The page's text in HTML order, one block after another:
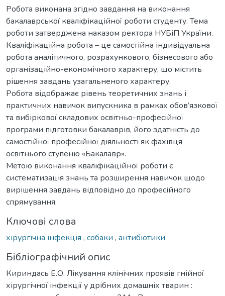
Робота виконана згідно завдання на виконання
бакалаврської кваліфікаційної роботи студенту. Тема
роботи затверджена наказом ректора НУБіП України.
Кваліфікаційна робота – це самостійна індивідуальна
робота аналітичного, розрахункового, бізнесового або
організаційно-економічного характеру, що містить
рішення завдань узагальненого характеру.
Робота відображає рівень теоретичних знань і
практичних навичок випускника в рамках обов’язкової
та вибіркової складових освітньо-професійної
програми підготовки бакалаврів, його здатність до
самостійної професійної діяльності як фахівця
освітнього ступеню «Бакалавр».
Метою виконання кваліфікаційної роботи є
систематизація знань та розширення навичок щодо
вирішення завдань відповідно до професійного
спрямування.
Ключові слова
хірургічна інфекція , собаки , антибіотики
Бібліографічний опис
Кириндась Е.О. Лікування клінічних проявів гнійної
хірургічної інфекції у дрібних домашніх тварин :